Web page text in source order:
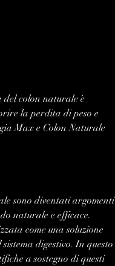
la perdita di peso e
Max e Colon Naturale
sono diventati argomenti
naturale e efficace.
come una soluzione
digestivo. In questo
a sostegno di questi